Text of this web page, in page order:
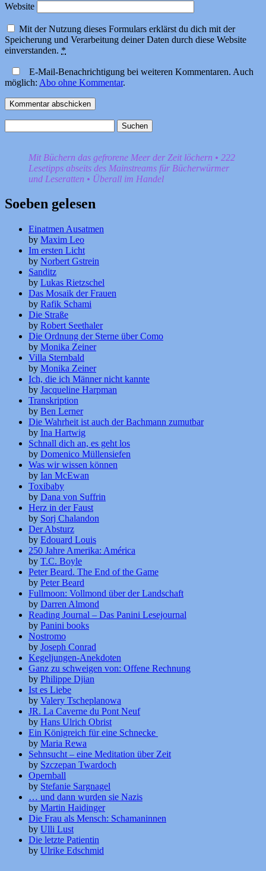
Website
Mit der Nutzung dieses Formulars erklärst du dich mit der
Speicherung und Verarbeitung deiner Daten durch diese Website
einverstanden. *
E-Mail-Benachrichtigung bei weiteren Kommentaren. Auch
möglich: Abo ohne Kommentar.
nach:
Mit Büchern das gefrorene Meer der Zeit löchern • 222
Lesetipps abseits des Mainstreams für Bücherwürmer
und Leseratten • Überall im Handel
Soeben gelesen
Einatmen Ausatmen
by Maxim Leo
Im ersten Licht
by Norbert Gstrein
Sanditz
by Lukas Rietzschel
Das Mosaik der Frauen
by Rafik Schami
Die Straße
by Robert Seethaler
Die Ordnung der Sterne über Como
by Monika Zeiner
Villa Sternbald
by Monika Zeiner
Ich, die ich Männer nicht kannte
by Jacqueline Harpman
Transkription
by Ben Lerner
Die Wahrheit ist auch der Bachmann zumutbar
by Ina Hartwig
Schnall dich an, es geht los
by Domenico Müllensiefen
Was wir wissen können
by Ian McEwan
Toxibaby
by Dana von Suffrin
Herz in der Faust
by Sorj Chalandon
Der Absturz
by Edouard Louis
250 Jahre Amerika: América
by T.C. Boyle
Peter Beard. The End of the Game
by Peter Beard
Fullmoon: Vollmond über der Landschaft
by Darren Almond
Reading Journal – Das Panini Lesejournal
by Panini books
Nostromo
by Joseph Conrad
Kegeljungen-Anekdoten
Ganz zu schweigen von: Offene Rechnung
by Philippe Djian
Ist es Liebe
by Valery Tscheplanowa
JR. La Caverne du Pont Neuf
by Hans Ulrich Obrist
Ein Königreich für eine Schnecke
by Maria Rewa
Sehnsucht – eine Meditation über Zeit
by Szczepan Twardoch
Opernball
by Stefanie Sargnagel
… und dann wurden sie Nazis
by Martin Haidinger
Die Frau als Mensch: Schamaninnen
by Ulli Lust
Die letzte Patientin
by Ulrike Edschmid